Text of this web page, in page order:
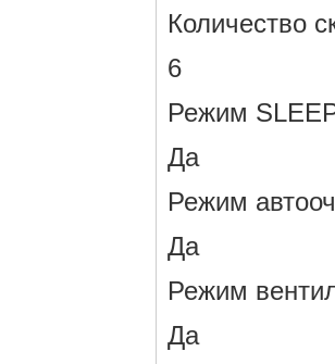
Количество
6
Режим
Да
Режим
Да
Режим
Да